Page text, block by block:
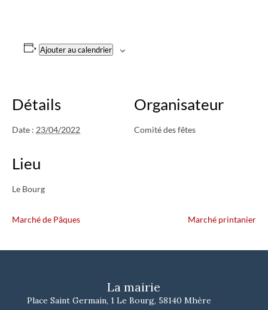
Ajouter au calendrier
Détails
Date : 23/04/2022
Organisateur
Comité des fêtes
Lieu
Le Bourg
Marché de Pâques Marché printanier
La mairie
Place Saint Germain, 1 Le Bourg, 58140 Mhère